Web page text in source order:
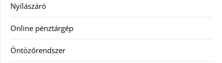
Nyílászáró
Online pénztárgép
Öntözőrendszer